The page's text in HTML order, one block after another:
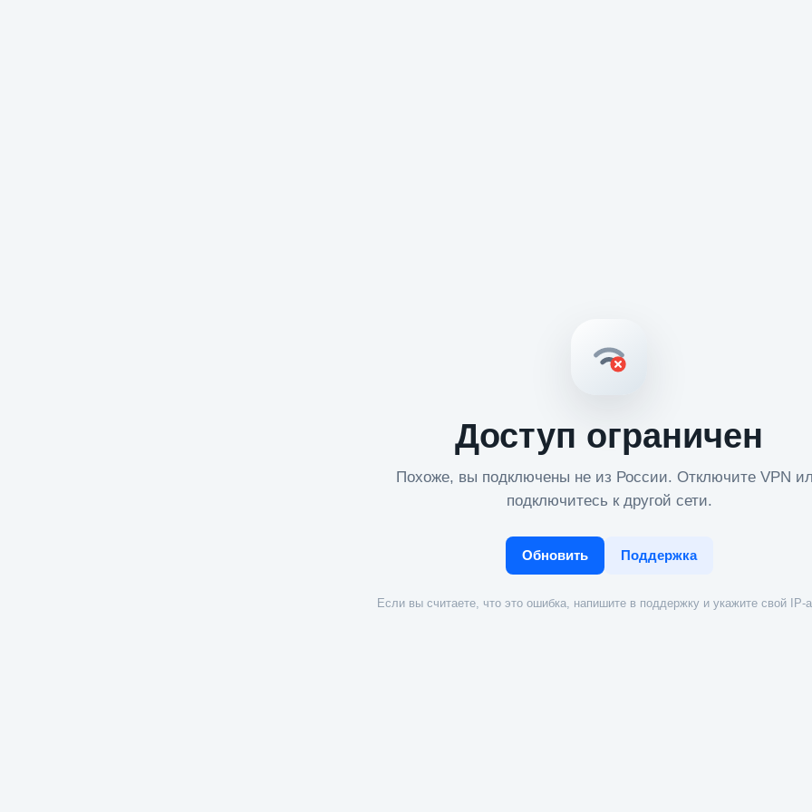
Доступ ограничен
Похоже, вы подключены не из России. Отключите VPN
подключитесь к другой сети.
Обновить Поддержка
Если вы считаете, что это ошибка, напишите в поддержку и укажите свой IP-